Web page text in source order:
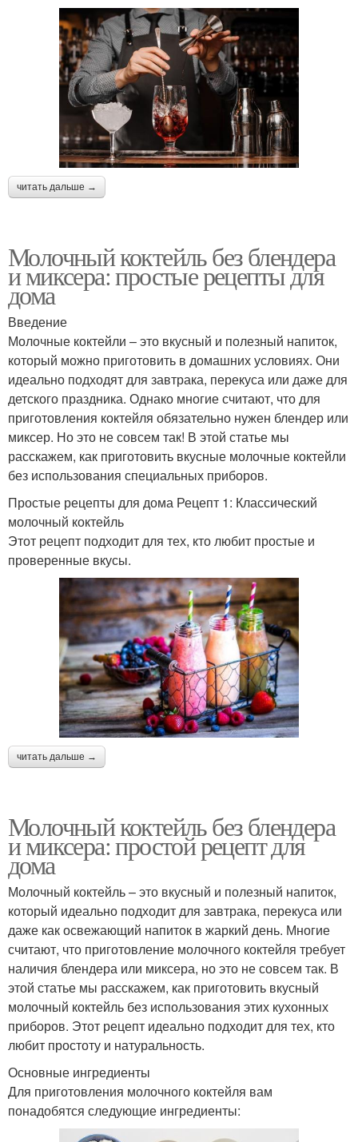
читать дальше →
Молочный коктейль без блендера
и миксера: простые рецепты для
дома
Введение
Молочные коктейли – это вкусный и полезный напиток,
который можно приготовить в домашних условиях. Они
идеально подходят для завтрака, перекуса или даже для
детского праздника. Однако многие считают, что для
приготовления коктейля обязательно нужен блендер или
миксер. Но это не совсем так! В этой статье мы
расскажем, как приготовить вкусные молочные коктейли
без использования специальных приборов.
Простые рецепты для дома Рецепт 1: Классический
молочный коктейль
Этот рецепт подходит для тех, кто любит простые и
проверенные вкусы.
читать дальше →
Молочный коктейль без блендера
и миксера: простой рецепт для
дома
Молочный коктейль – это вкусный и полезный напиток,
который идеально подходит для завтрака, перекуса или
даже как освежающий напиток в жаркий день. Многие
считают, что приготовление молочного коктейля требует
наличия блендера или миксера, но это не совсем так. В
этой статье мы расскажем, как приготовить вкусный
молочный коктейль без использования этих кухонных
приборов. Этот рецепт идеально подходит для тех, кто
любит простоту и натуральность.
Основные ингредиенты
Для приготовления молочного коктейля вам
понадобятся следующие ингредиенты: